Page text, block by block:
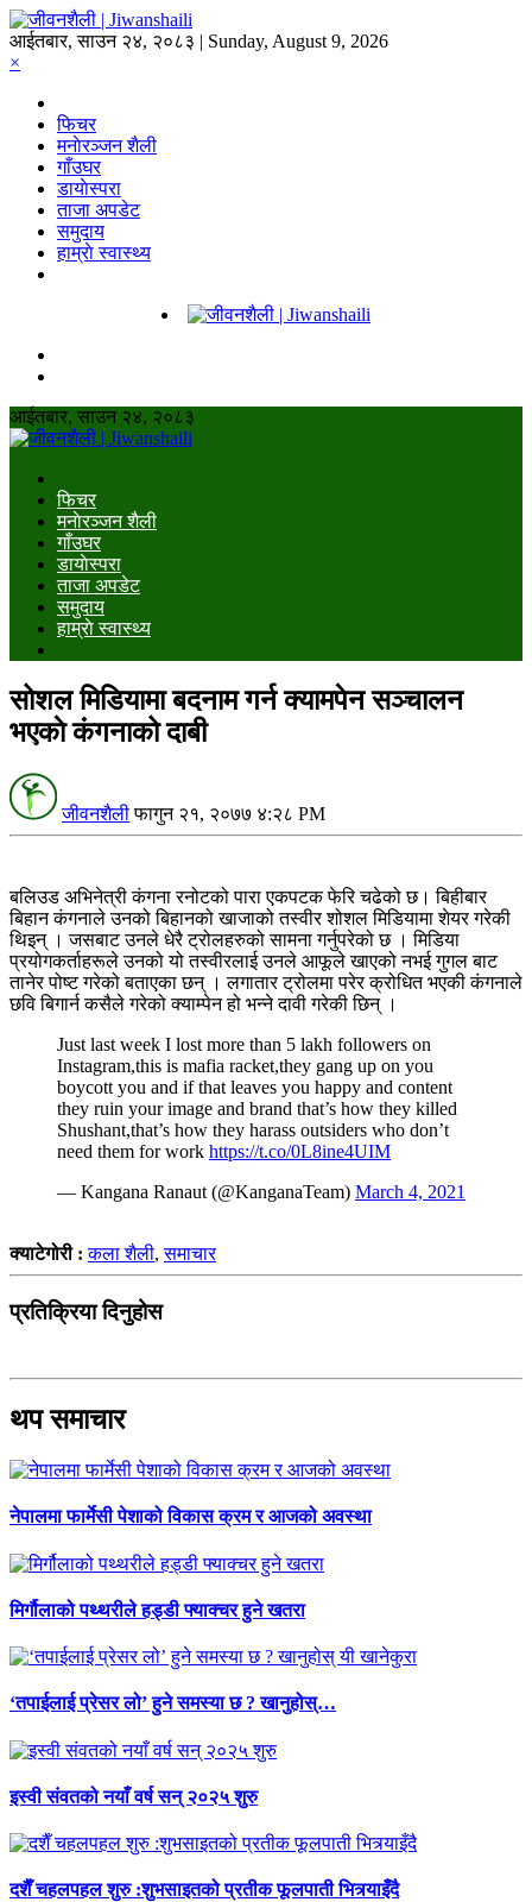
आईतबार, साउन २४, २०८३ | Sunday, August 9, 2026
×
फिचर
मनाेरञ्जन शैली
गाँउघर
डायाेस्परा
ताजा अपडेट
समुदाय
हाम्राे स्वास्थ्य
आईतबार, साउन २४, २०८३
फिचर
मनाेरञ्जन शैली
गाँउघर
डायाेस्परा
ताजा अपडेट
समुदाय
हाम्राे स्वास्थ्य
सोशल मिडियामा बदनाम गर्न क्यामपेन सञ्चालन
भएकाे कंगनाको दाबी
जीवनशैली फागुन २१, २०७७ ४:२८ PM
बलिउड अभिनेत्री कंगना रनोटको पारा एकपटक फेरि चढेको छ। बिहीबार
बिहान कंगनाले उनको बिहानको खाजाको तस्वीर शोशल मिडियामा शेयर गरेकी
थिइन् । जसबाट उनले धेरै ट्रोलहरुको सामना गर्नुपरेको छ । मिडिया
प्रयोगकर्ताहरूले उनको यो तस्वीरलाई उनले आफूले खाएको नभई गुगल बाट
तानेर पोष्ट गरेको बताएका छन् । लगातार ट्रोलमा परेर क्रोधित भएकी कंगनाले
छवि बिगार्न कसैले गरेको क्याम्पेन हो भन्ने दावी गरेकी छिन् ।
Just last week I lost more than 5 lakh followers on
Instagram,this is mafia racket,they gang up on you
boycott you and if that leaves you happy and content
they ruin your image and brand that’s how they killed
Shushant,that’s how they harass outsiders who don’t
need them for work https://t.co/0L8ine4UIM
— Kangana Ranaut (@KanganaTeam) March 4, 2021
क्याटेगोरी :कला शैली,समाचार
प्रतिक्रिया दिनुहोस
थप समाचार
नेपालमा फार्मेसी पेशाको विकास क्रम र आजको अवस्था
मिर्गौलाको पथ्थरीले हड्डी फ्याक्चर हुने खतरा
‘तपाईलाई प्रेसर लो’ हुने समस्या छ ? खानुहोस्…
इस्वी संवतको नयाँ वर्ष सन् २०२५ शुरु
दशैँ चहलपहल शुरु :शुभसाइतको प्रतीक फूलपाती भित्र्याइँदै